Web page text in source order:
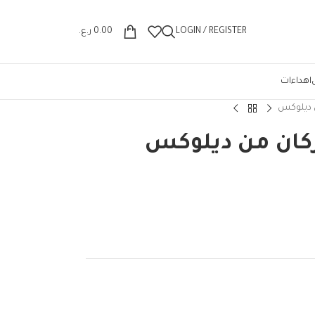
LOGIN / REGISTER
0.00 ر.ع.
اهداءات
ديلوكس
من ديلوكس